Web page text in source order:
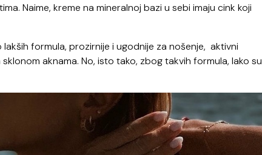
Naime, kreme na mineralnoj bazi u sebi imaju cink koji
formula, prozirnije i ugodnije za nošenje, aktivni
aknama. No, isto tako, zbog takvih formula, lako su